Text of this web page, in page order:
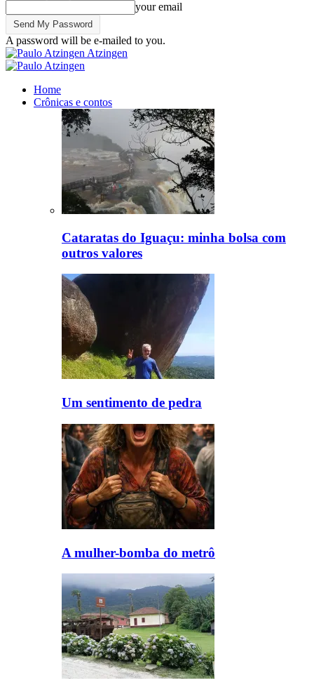
your email
A password will be e-mailed to you.
Atzingen
Home
Crônicas e contos
Cataratas do Iguaçu: minha bolsa com
outros valores
Um sentimento de pedra
A mulher-bomba do metrô